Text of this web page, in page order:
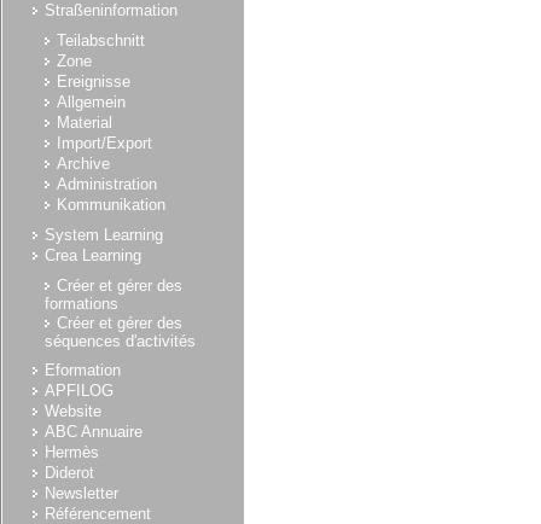
Straßeninformation
Teilabschnitt
Zone
Ereignisse
Allgemein
Material
Import/Export
Archive
Administration
Kommunikation
System Learning
Crea Learning
Créer et gérer des
formations
Créer et gérer des
séquences d'activités
Eformation
APFILOG
Website
ABC Annuaire
Hermès
Diderot
Newsletter
Référencement